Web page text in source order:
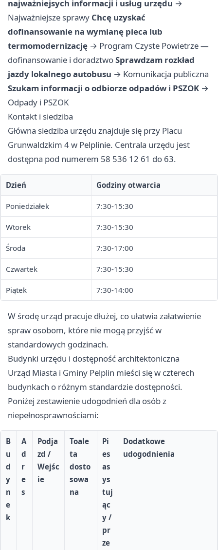
najważniejsych informacji i usług urzędu →
Najważniejsze sprawy Chcę uzyskać
dofinansowanie na wymianę pieca lub
termomodernizację → Program Czyste Powietrze —
dofinansowanie i doradztwoSprawdzam rozkład
jazdy lokalnego autobusu → Komunikacja publiczna
Szukam informacji o odbiorze odpadów i PSZOK →
Odpady i PSZOK
Kontakt i siedziba
Główna siedziba urzędu znajduje się przy Placu
Grunwaldzkim 4 w Pelplinie. Centrala urzędu jest
dostępna pod numerem 58 536 12 61 do 63.
Dzień Godziny otwarcia
Poniedziałek 7:30-15:30
Wtorek 7:30-15:30
Środa 7:30-17:00
Czwartek 7:30-15:30
Piątek 7:30-14:00
W środę urząd pracuje dłużej, co ułatwia załatwienie
spraw osobom, które nie mogą przyjść w
standardowych godzinach.
Budynki urzędu i dostępność architektoniczna
Urząd Miasta i Gminy Pelplin mieści się w czterech
budynkach o różnym standardzie dostępności.
Poniżej zestawienie udogodnień dla osób z
niepełnosprawnościami:
B
u
d
y
n
e
k
A
d
r
e
s
Podja
zd /
Wejśc
ie
Toale
ta
dosto
sowa
na
Pi
es
as
ys
tuj
ąc
y /
pr
ze
Dodatkowe
udogodnienia